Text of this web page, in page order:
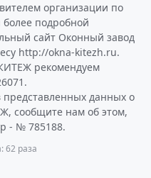
организации по
более подробной
сайт Оконный завод
http://okna-kitezh.ru.
рекомендуем
представленных данных о
сообщите нам об этом,
- № 785188.
62 раза